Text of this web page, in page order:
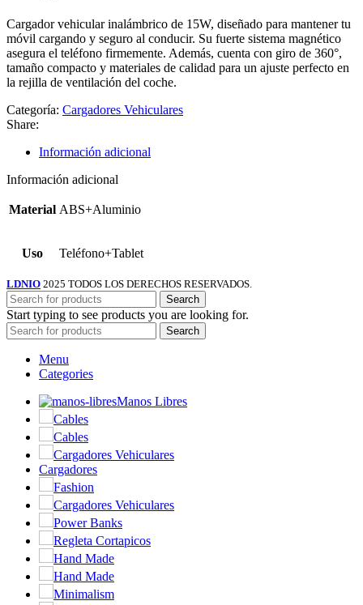
Cargador vehicular inalámbrico de 15W, diseñado para mantener tu
móvil cargando y seguro al conducir. Su fuerte sistema magnético
asegura el teléfono firmemente. Además, cuenta con giro de 360°,
tamaño compacto y materiales de calidad para un ajuste perfecto en
la rejilla de ventilación del coche.
Categoría: Cargadores Vehiculares
Share:
Información adicional
Información adicional
Material ABS+Aluminio
Uso Teléfono+Tablet
LDNIO 2025 TODOS LOS DERECHOS RESERVADOS.
Search
Start typing to see products you are looking for.
Search
Menu
Categories
Manos Libres
Cables
Cables
Cargadores Vehiculares
Cargadores
Fashion
Cargadores Vehiculares
Power Banks
Regleta Cortapicos
Hand Made
Hand Made
Minimalism